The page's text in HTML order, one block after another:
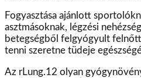
Fogyasztása ajánlott
asztmásoknak, légzési
betegségből felgyógyult
tenni szeretne tüdeje
Az rLung.12 olyan